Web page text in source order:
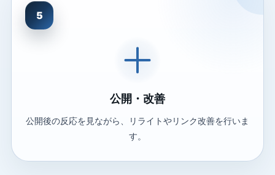
5
公開・改善
公開後の反応を見ながら、リライトやリンク改善を行いま
す。